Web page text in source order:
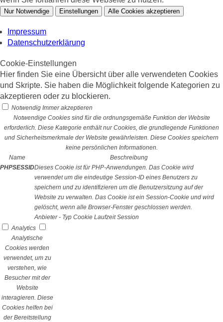
Nur Notwendige Einstellungen Alle Cookies akzeptieren
Impressum
Datenschutzerklärung
Cookie-Einstellungen
Hier finden Sie eine Übersicht über alle verwendeten Cookies
und Skripte. Sie haben die Möglichkeit folgende Kategorien zu
akzeptieren oder zu blockieren.
Notwendig Immer akzeptieren
Notwendige Cookies sind für die ordnungsgemäße Funktion der Website
erforderlich. Diese Kategorie enthält nur Cookies, die grundlegende Funktionen
und Sicherheitsmerkmale der Website gewährleisten. Diese Cookies speichern
keine persönlichen Informationen.
Name
Beschreibung
PHPSESSIDDieses Cookie ist für PHP-Anwendungen. Das Cookie wird
verwendet um die eindeutige Session-ID eines Benutzers zu
speichern und zu identifizieren um die Benutzersitzung auf der
Website zu verwalten. Das Cookie ist ein Session-Cookie und wird
gelöscht, wenn alle Browser-Fenster geschlossen werden.
Anbieter - Typ Cookie Laufzeit Session
Analytics
Analytische
Cookies werden
verwendet, um zu
verstehen, wie
Besucher mit der
Website
interagieren. Diese
Cookies helfen bei
der Bereitstellung